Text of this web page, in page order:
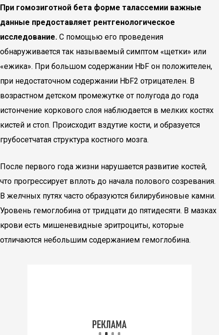
При гомозиготной бета форме талассемии важные
данные предоставляет рентгенологическое
исследование. С помощью его проведения
обнаруживается так называемый симптом «щетки» или
«ежика». При большом содержании HbF он положителен,
при недостаточном содержании HbF2 отрицателен. В
возрастном детском промежутке от полугода до года
истончение коркового слоя наблюдается в мелких костях
кистей и стоп. Происходит вздутие кости, и образуется
грубосетчатая структура костного мозга.
После первого года жизни нарушается развитие костей,
что прогрессирует вплоть до начала полового созревания.
В желчных путях часто образуются билирубиновые камни.
Уровень гемоглобина от тридцати до пятидесяти. В мазках
крови есть мишеневидные эритроциты, которые
отличаются небольшим содержанием гемоглобина.